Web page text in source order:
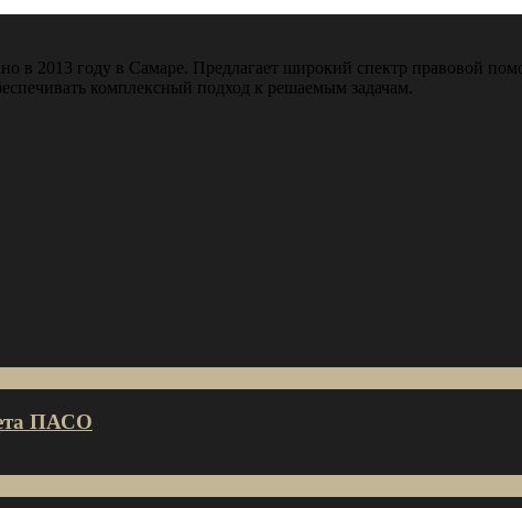
в 2013 году в Самаре. Предлагает широкий спектр правовой
комплексный подход к решаемым задачам.
ПАСО